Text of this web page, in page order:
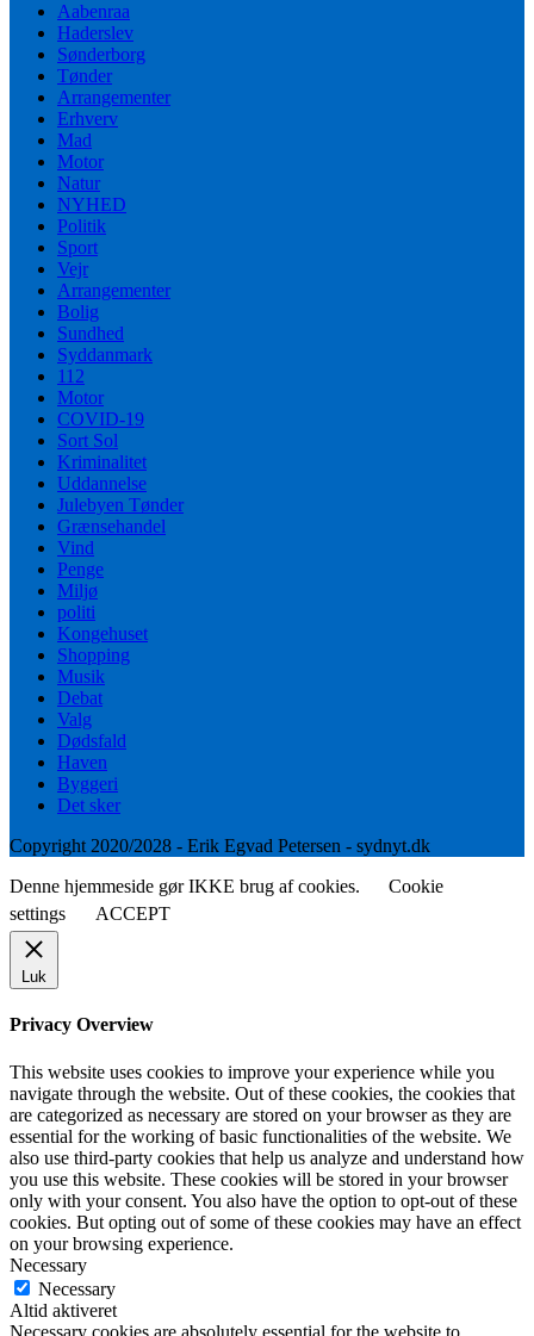
Aabenraa
Haderslev
Sønderborg
Tønder
Arrangementer
Erhverv
Mad
Motor
Natur
NYHED
Politik
Sport
Vejr
Arrangementer
Bolig
Sundhed
Syddanmark
112
Motor
COVID-19
Sort Sol
Kriminalitet
Uddannelse
Julebyen Tønder
Grænsehandel
Vind
Penge
Miljø
politi
Kongehuset
Shopping
Musik
Debat
Valg
Dødsfald
Haven
Byggeri
Det sker
Copyright 2020/2028 - Erik Egvad Petersen - sydnyt.dk
Denne hjemmeside gør IKKE brug af cookies.
Cookie
settings
ACCEPT
Luk
Privacy Overview
This website uses cookies to improve your experience while you
navigate through the website. Out of these cookies, the cookies that
are categorized as necessary are stored on your browser as they are
essential for the working of basic functionalities of the website. We
also use third-party cookies that help us analyze and understand how
you use this website. These cookies will be stored in your browser
only with your consent. You also have the option to opt-out of these
cookies. But opting out of some of these cookies may have an effect
on your browsing experience.
Necessary
Necessary
Altid aktiveret
Necessary cookies are absolutely essential for the website to